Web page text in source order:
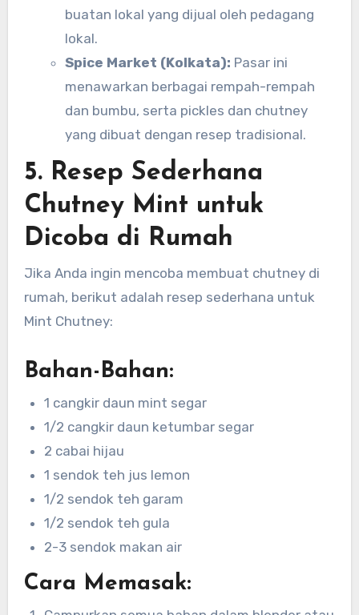
buatan lokal yang dijual oleh pedagang
lokal.
Spice Market (Kolkata): Pasar ini
menawarkan berbagai rempah-rempah
dan bumbu, serta pickles dan chutney
yang dibuat dengan resep tradisional.
5. Resep Sederhana
Chutney Mint untuk
Dicoba di Rumah
Jika Anda ingin mencoba membuat chutney di
rumah, berikut adalah resep sederhana untuk
Mint Chutney:
Bahan-Bahan:
1 cangkir daun mint segar
1/2 cangkir daun ketumbar segar
2 cabai hijau
1 sendok teh jus lemon
1/2 sendok teh garam
1/2 sendok teh gula
2-3 sendok makan air
Cara Memasak: